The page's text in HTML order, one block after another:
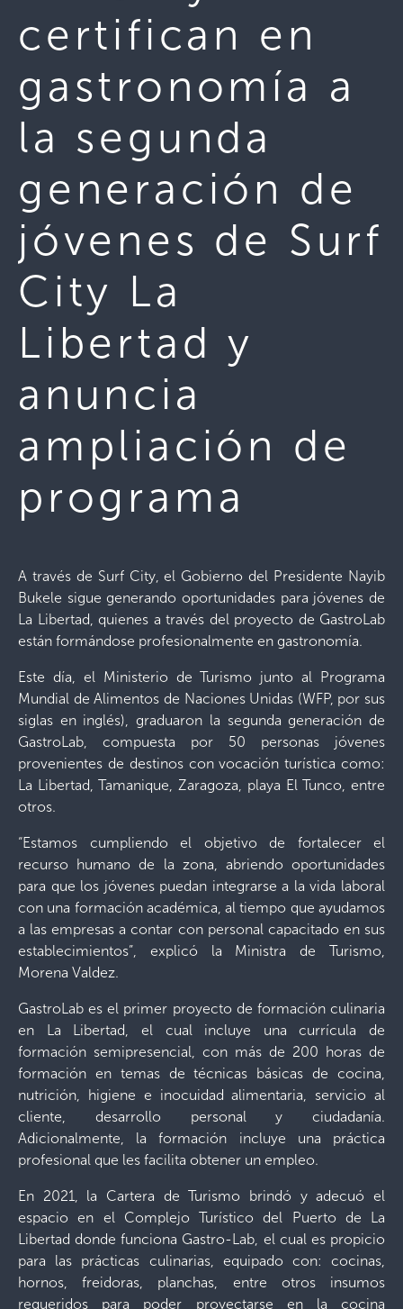
certifican en
gastronomía a
la segunda
generación de
jóvenes de Surf
City La
Libertad y
anuncia
ampliación de
programa
A través de Surf City, el Gobierno del Presidente Nayib
Bukele sigue generando oportunidades para jóvenes de
La Libertad, quienes a través del proyecto de GastroLab
están formándose profesionalmente en gastronomía.
Este día, el Ministerio de Turismo junto al Programa
Mundial de Alimentos de Naciones Unidas (WFP, por sus
siglas en inglés), graduaron la segunda generación de
GastroLab, compuesta por 50 personas jóvenes
provenientes de destinos con vocación turística como:
La Libertad, Tamanique, Zaragoza, playa El Tunco, entre
otros.
“Estamos cumpliendo el objetivo de fortalecer el
recurso humano de la zona, abriendo oportunidades
para que los jóvenes puedan integrarse a la vida laboral
con una formación académica, al tiempo que ayudamos
a las empresas a contar con personal capacitado en sus
establecimientos”, explicó la Ministra de Turismo,
Morena Valdez.
GastroLab es el primer proyecto de formación culinaria
en La Libertad, el cual incluye una currícula de
formación semipresencial, con más de 200 horas de
formación en temas de técnicas básicas de cocina,
nutrición, higiene e inocuidad alimentaria, servicio al
cliente, desarrollo personal y ciudadanía.
Adicionalmente, la formación incluye una práctica
profesional que les facilita obtener un empleo.
En 2021, la Cartera de Turismo brindó y adecuó el
espacio en el Complejo Turístico del Puerto de La
Libertad donde funciona Gastro-Lab, el cual es propicio
para las prácticas culinarias, equipado con: cocinas,
hornos, freidoras, planchas, entre otros insumos
requeridos para poder proyectarse en la cocina